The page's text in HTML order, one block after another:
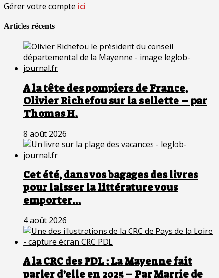
Gérer votre compte ici
Articles récents
A la tête des pompiers de France,
Olivier Richefou sur la sellette – par
Thomas H.
8 août 2026
Cet été, dans vos bagages des livres
pour laisser la littérature vous
emporter…
4 août 2026
A la CRC des PDL : La Mayenne fait
parler d’elle en 2025 – Par Marrie de